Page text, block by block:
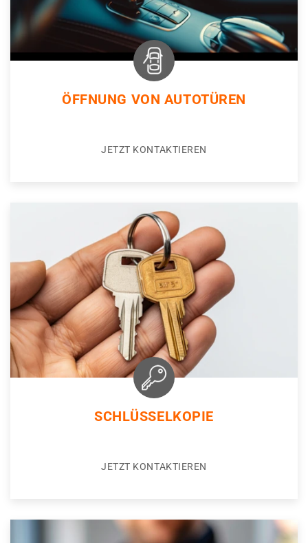
ÖFFNUNG VON AUTOTÜREN
JETZT KONTAKTIEREN
SCHLÜSSELKOPIE
JETZT KONTAKTIEREN